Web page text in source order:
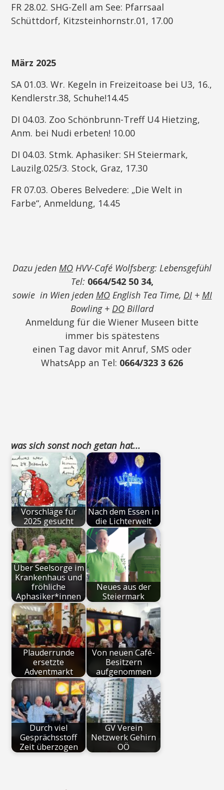
FR 28.02. SHG-Zell am See: Pfarrsaal
Schüttdorf, Kitzsteinhornstr.01, 17.00
März 2025
SA 01.03. Wr. Kegeln in Freizeitoase bei U3, 16.,
Kendlerstr.38, Schuhe!14.45
DI 04.03. Zoo Schönbrunn-Treff U4 Hietzing,
Anm. bei Nudi erbeten! 10.00
DI 04.03. Stmk. Aphasiker: SH Steiermark,
Lauzilg.025/3. Stock, Graz, 17.30
FR 07.03. Oberes Belvedere: „Die Welt in
Farbe“, Anmeldung, 14.45
Dazu jeden MO HVV-Café Wolfsberg: Lebensgefühl
Tel: 0664/542 50 34,
sowie in Wien jeden MOEnglish Tea Time, DI+ MI
Bowling + DO Billard
Anmeldung für die Wiener Museen bitte
immer bis spätestens
einen Tag davor mit Anruf, SMS oder
WhatsApp an Tel: 0664/323 3 626
was sich sonst noch getan hat...
Vorschläge für
2025 gesucht
Nach dem Essen in
die Lichterwelt
Über Seelsorge im
Krankenhaus und
fröhliche
Aphasiker*innen
Neues aus der
Steiermark
Plauderrunde
ersetzte
Adventmarkt
Von neuen Café-
Besitzern
aufgenommen
Durch viel
Gesprächsstoff
Zeit überzogen
GV Verein
Netzwerk Gehirn
OÖ